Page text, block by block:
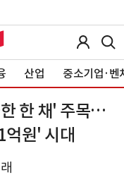
산업 중소기업·벤
한 채' 주목…
원' 시대